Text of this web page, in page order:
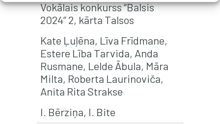
Vokālais konkurss “Balsis
2024” 2, kārta Talsos
Kate Ļuļēna, Līva Frīdmane,
Estere Lība Tarvida, Anda
Rusmane, Lelde Ābula, Māra
Milta, Roberta Laurinoviča,
Anita Rita Strakse
I. Bērziņa, I. Bite